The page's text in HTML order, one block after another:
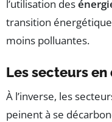
l’utilisation des
transition
moins polluantes.
Les secteurs
À l’inverse, les
peinent à se